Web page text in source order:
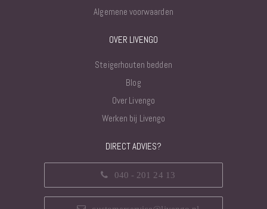
Algemene voorwaarden
OVER LIVENGO
Steigerhouten bedden
Blog
Over Livengo
Werken bij Livengo
DIRECT ADVIES?
040 - 201 24 13